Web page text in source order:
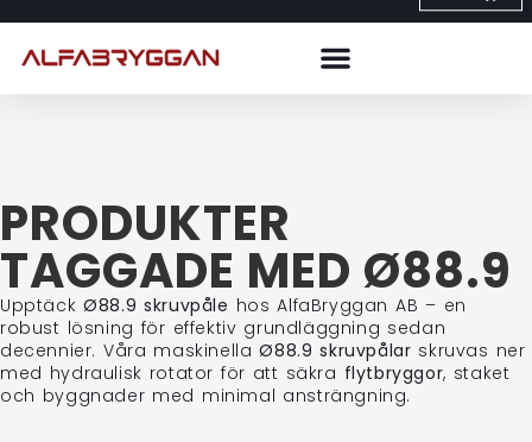
PRODUKTER
TAGGADE MED Ø88.9
UpptäckØ88.9 skruvpåle hos AlfaBryggan AB – en
robust lösning för effektiv grundläggning sedan
decennier. Våra maskinellaØ88.9 skruvpålar skruvas ner
med hydraulisk rotator för att säkra flytbryggor, staket
och byggnader med minimal ansträngning.